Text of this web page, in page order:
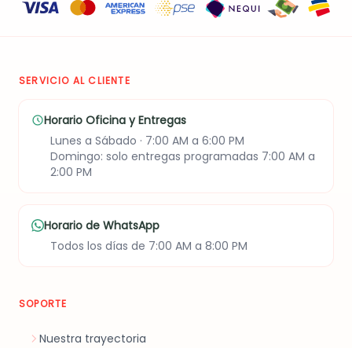
SERVICIO AL CLIENTE
Horario Oficina y Entregas
Lunes a Sábado · 7:00 AM a 6:00 PM
Domingo: solo entregas programadas 7:00 AM a
2:00 PM
Horario de WhatsApp
Todos los días de 7:00 AM a 8:00 PM
SOPORTE
Nuestra trayectoria